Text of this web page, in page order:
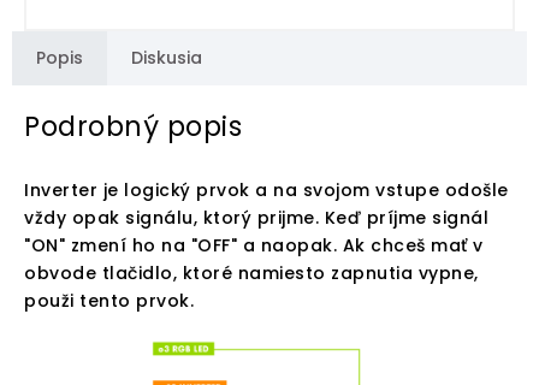
Popis Diskusia
Podrobný popis
Inverter je logický prvok a na svojom vstupe odošle
vždy opak signálu, ktorý prijme. Keď príjme signál
"ON" zmení ho na "OFF" a naopak. Ak chceš mať v
obvode tlačidlo, ktoré namiesto zapnutia vypne,
použi tento prvok.